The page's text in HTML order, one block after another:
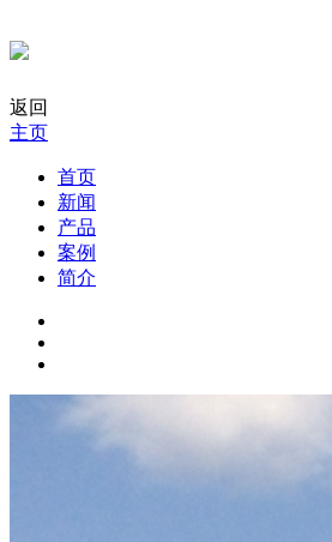
返回
主页
首页
新闻
产品
案例
简介